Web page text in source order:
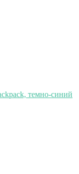
темно-синий